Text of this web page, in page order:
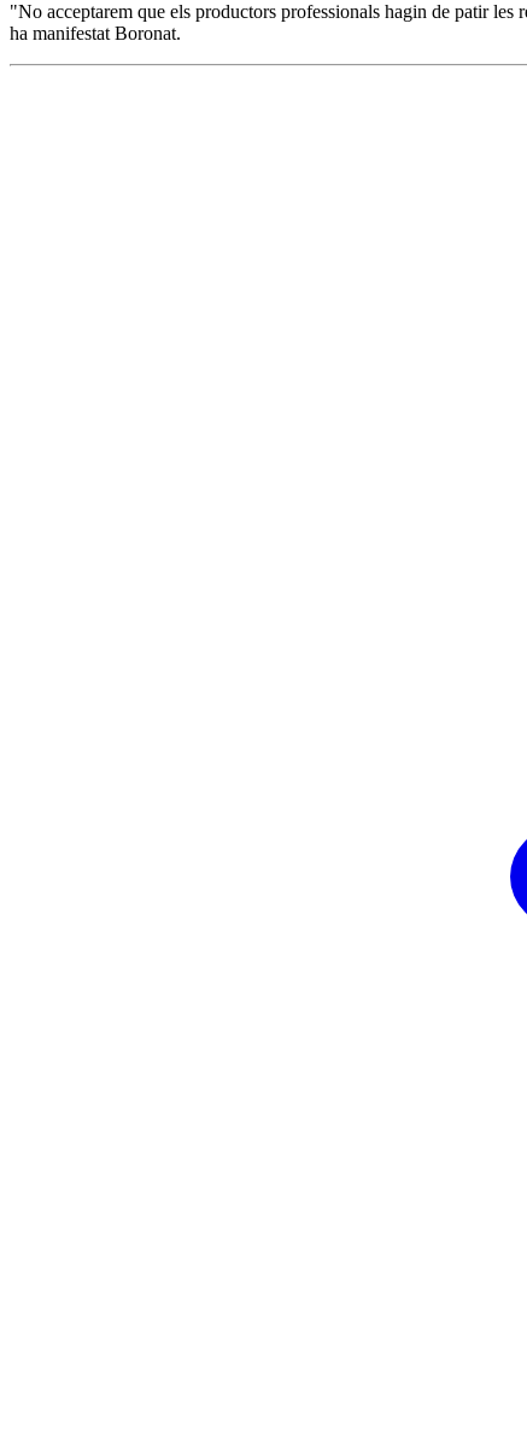
"No acceptarem que els productors professionals hagin de patir
ha manifestat Boronat.